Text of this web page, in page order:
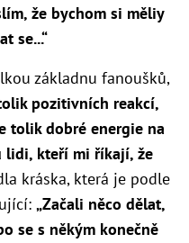
že bychom si měliy
se...“
základnu fanoušků,
pozitivních reakcí,
tolik dobré energie na
lidi, kteří mi říkají, že
kráska, která je podle
„Začali něco dělat,
se s někým konečně